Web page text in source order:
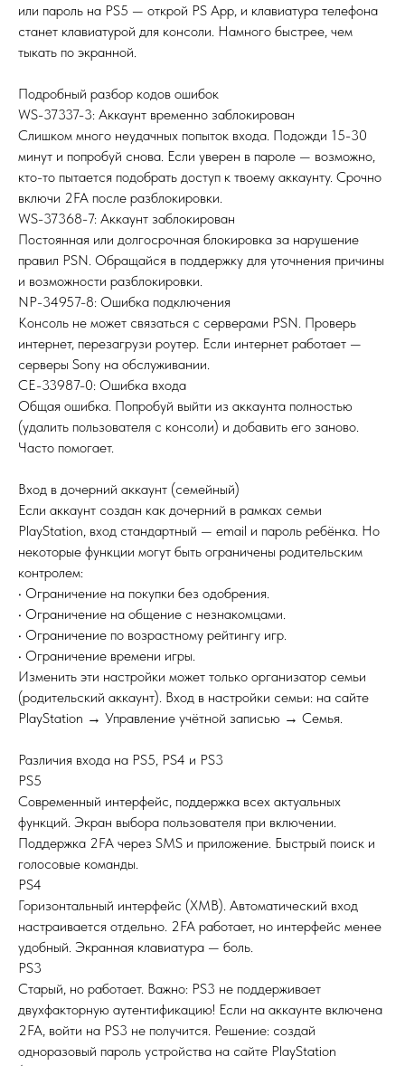
или пароль на PS5 — открой PS App, и клавиатура телефона
станет клавиатурой для консоли. Намного быстрее, чем
тыкать по экранной.
Подробный разбор кодов ошибок
WS-37337-3: Аккаунт временно заблокирован
Слишком много неудачных попыток входа. Подожди 15-30
минут и попробуй снова. Если уверен в пароле — возможно,
кто-то пытается подобрать доступ к твоему аккаунту. Срочно
включи 2FA после разблокировки.
WS-37368-7: Аккаунт заблокирован
Постоянная или долгосрочная блокировка за нарушение
правил PSN. Обращайся в поддержку для уточнения причины
и возможности разблокировки.
NP-34957-8: Ошибка подключения
Консоль не может связаться с серверами PSN. Проверь
интернет, перезагрузи роутер. Если интернет работает —
серверы Sony на обслуживании.
CE-33987-0: Ошибка входа
Общая ошибка. Попробуй выйти из аккаунта полностью
(удалить пользователя с консоли) и добавить его заново.
Часто помогает.
Вход в дочерний аккаунт (семейный)
Если аккаунт создан как дочерний в рамках семьи
PlayStation, вход стандартный — email и пароль ребёнка. Но
некоторые функции могут быть ограничены родительским
контролем:
• Ограничение на покупки без одобрения.
• Ограничение на общение с незнакомцами.
• Ограничение по возрастному рейтингу игр.
• Ограничение времени игры.
Изменить эти настройки может только организатор семьи
(родительский аккаунт). Вход в настройки семьи: на сайте
PlayStation → Управление учётной записью → Семья.
Различия входа на PS5, PS4 и PS3
PS5
Современный интерфейс, поддержка всех актуальных
функций. Экран выбора пользователя при включении.
Поддержка 2FA через SMS и приложение. Быстрый поиск и
голосовые команды.
PS4
Горизонтальный интерфейс (XMB). Автоматический вход
настраивается отдельно. 2FA работает, но интерфейс менее
удобный. Экранная клавиатура — боль.
PS3
Старый, но работает. Важно: PS3 не поддерживает
двухфакторную аутентификацию! Если на аккаунте включена
2FA, войти на PS3 не получится. Решение: создай
одноразовый пароль устройства на сайте PlayStation